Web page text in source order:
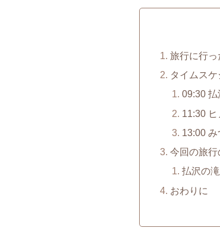
旅行に行っ
タイムス
09:30
11:30
13:00
今回の旅行
払沢の
おわりに